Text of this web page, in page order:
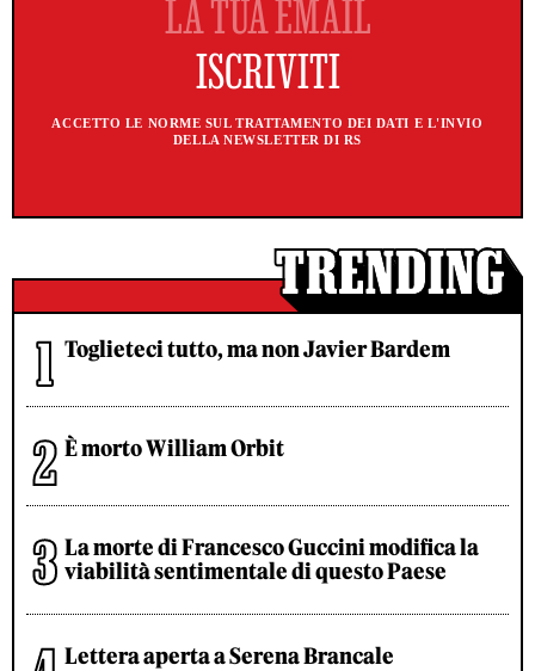
ACCETTO LE NORME SUL TRATTAMENTO DEI DATI E L'INVIO
DELLA NEWSLETTER DI RS
Toglieteci tutto, ma non Javier Bardem
È morto William Orbit
La morte di Francesco Guccini modifica la
viabilità sentimentale di questo Paese
Lettera aperta a Serena Brancale